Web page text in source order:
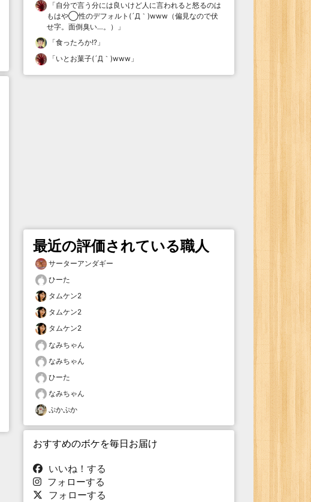
「自分で言う分には良いけど人に言われると怒るのは
もはや◯性のデフォルト(´Д｀)www（偏見なので伏
せ字。面倒臭い…。）
」
「食ったろか!? 」
「いとお菓子(´Д｀)www 」
最近の評価されている職人
サーターアンダギー
ひーた
タムケン2
タムケン2
タムケン2
なみちゃん
なみちゃん
ひーた
なみちゃん
ぷかぷか
おすすめのボケを毎日お届け
いいね！する
フォローする
フォローする